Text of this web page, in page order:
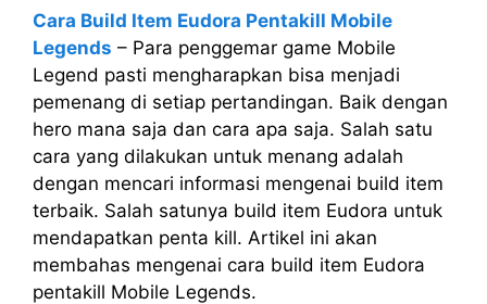
Cara Build Item Eudora Pentakill Mobile
Legends – Para penggemar game Mobile
Legend pasti mengharapkan bisa menjadi
pemenang di setiap pertandingan. Baik dengan
hero mana saja dan cara apa saja. Salah satu
cara yang dilakukan untuk menang adalah
dengan mencari informasi mengenai build item
terbaik. Salah satunya build item Eudora untuk
mendapatkan penta kill. Artikel ini akan
membahas mengenai cara build item Eudora
pentakill Mobile Legends.